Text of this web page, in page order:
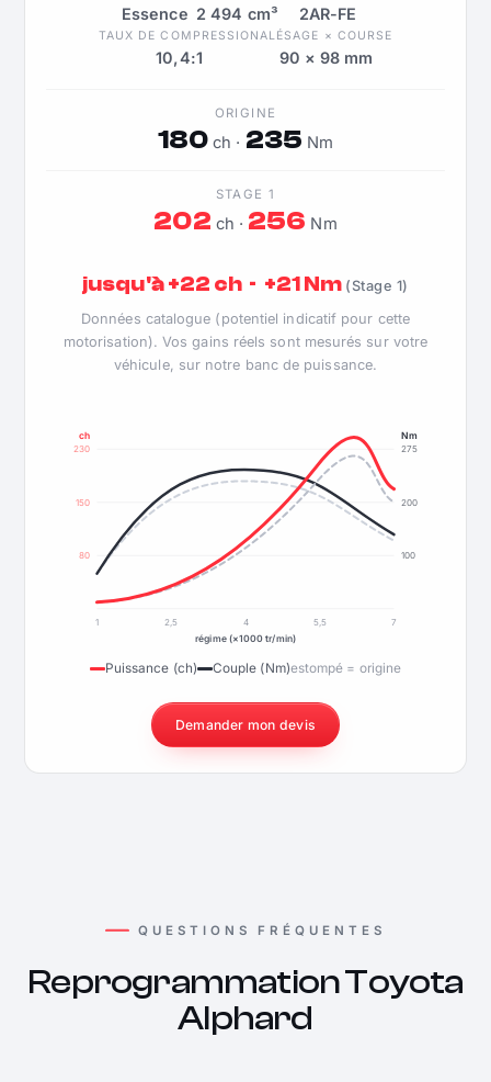
Essence 2 494 cm³ 2AR-FE
TAUX DE COMPRESSION
10,4:1
ALÉSAGE × COURSE
90 × 98 mm
ORIGINE
180 ch · 235 Nm
STAGE 1
202 ch · 256 Nm
jusqu'à +22 ch · +21 Nm (Stage 1)
Données catalogue (potentiel indicatif pour cette
motorisation). Vos gains réels sont mesurés sur votre
véhicule, sur notre banc de puissance.
80
150
230
100
200
275
ch Nm
1 2,5 4 5,5
7
régime (×1000 tr/min)
Puissance (ch) Couple (Nm)estompé = origine
Demander mon devis
QUESTIONS FRÉQUENTES
Reprogrammation Toyota
Alphard